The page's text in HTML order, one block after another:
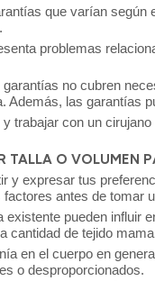
que varían
problemas
no cubren
Además, las garantías
trabajar con un
TALLA O VOLUMEN
y expresar tus
antes de tomar
pueden influir
cantidad de tejido
en el cuerpo en
o desproporcionados.